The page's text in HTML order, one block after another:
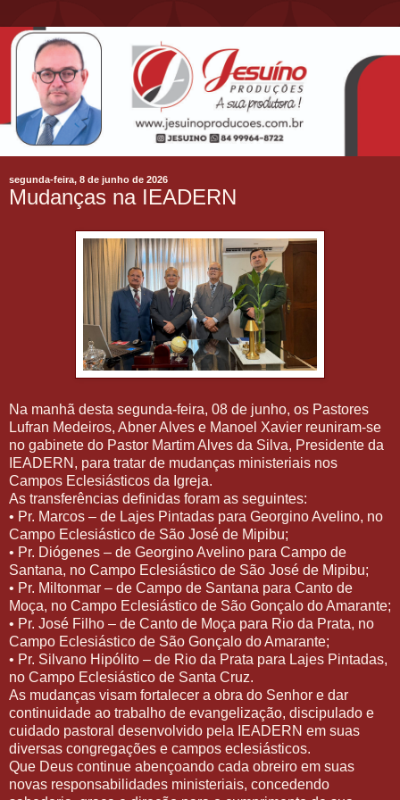
segunda-feira, 8 de junho de 2026
Mudanças na IEADERN
Na manhã desta segunda-feira, 08 de junho, os Pastores
Lufran Medeiros, Abner Alves e Manoel Xavier reuniram-se
no gabinete do Pastor Martim Alves da Silva, Presidente da
IEADERN, para tratar de mudanças ministeriais nos
Campos Eclesiásticos da Igreja.
As transferências definidas foram as seguintes:
• Pr. Marcos – de Lajes Pintadas para Georgino Avelino, no
Campo Eclesiástico de São José de Mipibu;
• Pr. Diógenes – de Georgino Avelino para Campo de
Santana, no Campo Eclesiástico de São José de Mipibu;
• Pr. Miltonmar – de Campo de Santana para Canto de
Moça, no Campo Eclesiástico de São Gonçalo do Amarante;
• Pr. José Filho – de Canto de Moça para Rio da Prata, no
Campo Eclesiástico de São Gonçalo do Amarante;
• Pr. Silvano Hipólito – de Rio da Prata para Lajes Pintadas,
no Campo Eclesiástico de Santa Cruz.
As mudanças visam fortalecer a obra do Senhor e dar
continuidade ao trabalho de evangelização, discipulado e
cuidado pastoral desenvolvido pela IEADERN em suas
diversas congregações e campos eclesiásticos.
Que Deus continue abençoando cada obreiro em suas
novas responsabilidades ministeriais, concedendo